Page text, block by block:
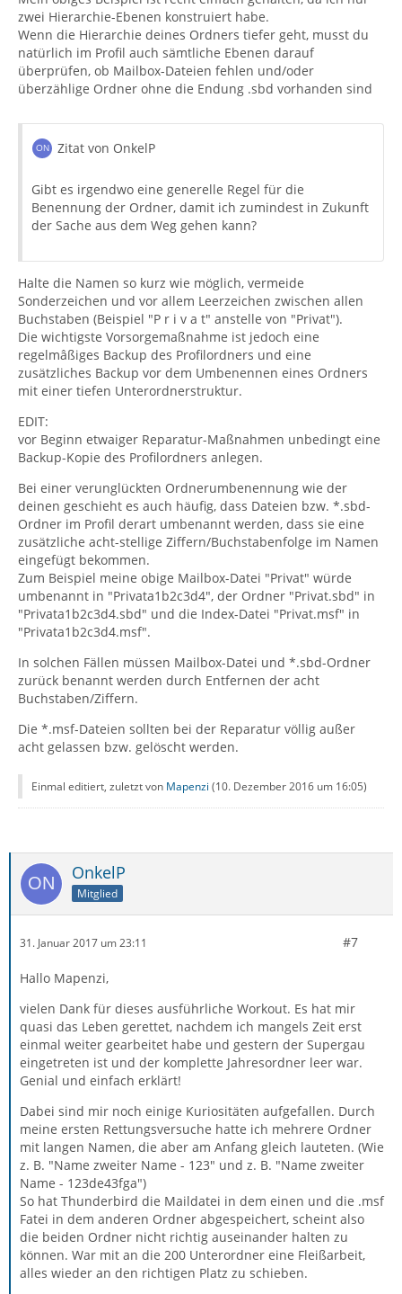
zwei Hierarchie-Ebenen konstruiert habe.
Wenn die Hierarchie deines Ordners tiefer geht, musst du
natürlich im Profil auch sämtliche Ebenen darauf
überprüfen, ob Mailbox-Dateien fehlen und/oder
überzählige Ordner ohne die Endung .sbd vorhanden sind
Zitat von OnkelP
Gibt es irgendwo eine generelle Regel für die
Benennung der Ordner, damit ich zumindest in Zukunft
der Sache aus dem Weg gehen kann?
Halte die Namen so kurz wie möglich, vermeide
Sonderzeichen und vor allem Leerzeichen zwischen allen
Buchstaben (Beispiel "P r i v a t" anstelle von "Privat").
Die wichtigste Vorsorgemaßnahme ist jedoch eine
regelmâßiges Backup des Profilordners und eine
zusätzliches Backup vor dem Umbenennen eines Ordners
mit einer tiefen Unterordnerstruktur.
EDIT:
vor Beginn etwaiger Reparatur-Maßnahmen unbedingt eine
Backup-Kopie des Profilordners anlegen.
Bei einer verunglückten Ordnerumbenennung wie der
deinen geschieht es auch häufig, dass Dateien bzw. *.sbd-
Ordner im Profil derart umbenannt werden, dass sie eine
zusätzliche acht-stellige Ziffern/Buchstabenfolge im Namen
eingefügt bekommen.
Zum Beispiel meine obige Mailbox-Datei "Privat" würde
umbenannt in "Privata1b2c3d4", der Ordner "Privat.sbd" in
"Privata1b2c3d4.sbd" und die Index-Datei "Privat.msf" in
"Privata1b2c3d4.msf".
In solchen Fällen müssen Mailbox-Datei und *.sbd-Ordner
zurück benannt werden durch Entfernen der acht
Buchstaben/Ziffern.
Die *.msf-Dateien sollten bei der Reparatur völlig außer
acht gelassen bzw. gelöscht werden.
Einmal editiert, zuletzt von Mapenzi (10. Dezember 2016 um 16:05)
OnkelP
Mitglied
31. Januar 2017 um 23:11 #7
Hallo Mapenzi,
vielen Dank für dieses ausführliche Workout. Es hat mir
quasi das Leben gerettet, nachdem ich mangels Zeit erst
einmal weiter gearbeitet habe und gestern der Supergau
eingetreten ist und der komplette Jahresordner leer war.
Genial und einfach erklärt!
Dabei sind mir noch einige Kuriositäten aufgefallen. Durch
meine ersten Rettungsversuche hatte ich mehrere Ordner
mit langen Namen, die aber am Anfang gleich lauteten. (Wie
z. B. "Name zweiter Name - 123" und z. B. "Name zweiter
Name - 123de43fga")
So hat Thunderbird die Maildatei in dem einen und die .msf
Fatei in dem anderen Ordner abgespeichert, scheint also
die beiden Ordner nicht richtig auseinander halten zu
können. War mit an die 200 Unterordner eine Fleißarbeit,
alles wieder an den richtigen Platz zu schieben.